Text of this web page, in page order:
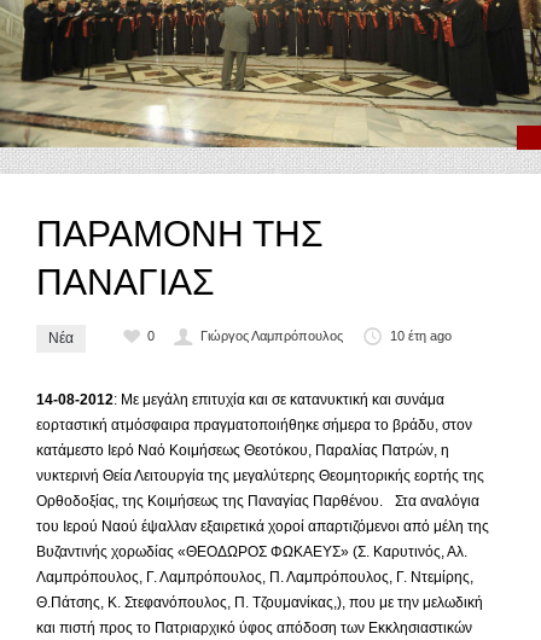
ΠΑΡΑΜΟΝΗ ΤΗΣ
ΠΑΝΑΓΙΑΣ
Νέα 0 Γιώργος Λαμπρόπουλος 10 έτη ago
14-08-2012: Με μεγάλη επιτυχία και σε κατανυκτική και συνάμα
εορταστική ατμόσφαιρα πραγματοποιήθηκε σήμερα το βράδυ, στον
κατάμεστο Ιερό Ναό Κοιμήσεως Θεοτόκου, Παραλίας Πατρών, η
νυκτερινή Θεία Λειτουργία της μεγαλύτερης Θεομητορικής εορτής της
Ορθοδοξίας, της Κοιμήσεως της Παναγίας Παρθένου. Στα αναλόγια
του Ιερού Ναού έψαλλαν εξαιρετικά χοροί απαρτιζόμενοι από μέλη της
Βυζαντινής χορωδίας «ΘΕΟΔΩΡΟΣ ΦΩΚΑΕΥΣ» (Σ. Καρυτινός, Αλ.
Λαμπρόπουλος, Γ. Λαμπρόπουλος, Π. Λαμπρόπουλος, Γ. Ντεμίρης,
Θ.Πάτσης, Κ. Στεφανόπουλος, Π. Τζουμανίκας,), που με την μελωδική
και πιστή προς το Πατριαρχικό ύφος απόδοση των Εκκλησιαστικών